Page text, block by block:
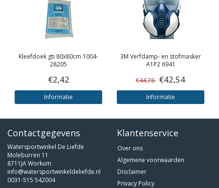
Kleefdoek gti 80x80cm 1004-
28205
€2,42
Informatie
3M Verfdamp- en stofmasker
A1P2 6941
€44,78 €42,54
Informatie
Contactgegevens
Watersportwinkel De Liefde
Moleburren 11
8711JA Workum
info@watersportwinkeldeliefde.nl
0031-515 542004
Klantenservice
Over ons
Algemene voorwaarden
Disclaimer
Privacy Policy